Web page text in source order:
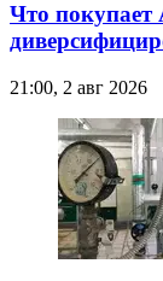
Что
21:00, 2 авг 2026